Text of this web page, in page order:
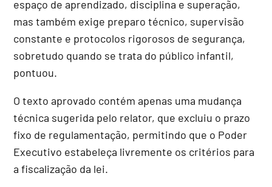
espaço de aprendizado, disciplina e superação,
mas também exige preparo técnico, supervisão
constante e protocolos rigorosos de segurança,
sobretudo quando se trata do público infantil,
pontuou.
O texto aprovado contém apenas uma mudança
técnica sugerida pelo relator, que excluiu o prazo
fixo de regulamentação, permitindo que o Poder
Executivo estabeleça livremente os critérios para
a fiscalização da lei.